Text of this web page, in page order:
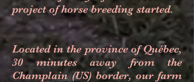
project of horse breeding started.
Located in the province of Québec,
30 minutes away from the
Champlain (US) border, our farm